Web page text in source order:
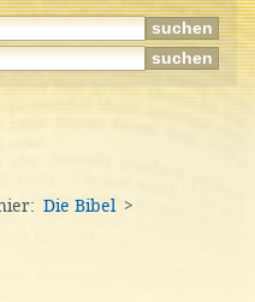
Die Bibel
>